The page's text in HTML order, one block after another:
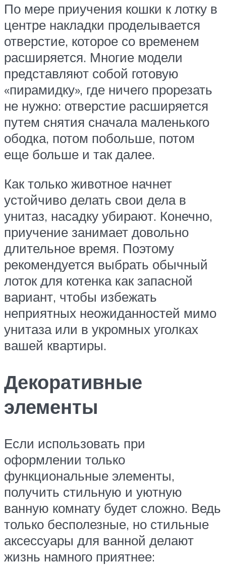
По мере приучения кошки к лотку в
центре накладки проделывается
отверстие, которое со временем
расширяется. Многие модели
представляют собой готовую
«пирамидку», где ничего прорезать
не нужно: отверстие расширяется
путем снятия сначала маленького
ободка, потом побольше, потом
еще больше и так далее.
Как только животное начнет
устойчиво делать свои дела в
унитаз, насадку убирают. Конечно,
приучение занимает довольно
длительное время. Поэтому
рекомендуется выбрать обычный
лоток для котенка как запасной
вариант, чтобы избежать
неприятных неожиданностей мимо
унитаза или в укромных уголках
вашей квартиры.
Декоративные
элементы
Если использовать при
оформлении только
функциональные элементы,
получить стильную и уютную
ванную комнату будет сложно. Ведь
только бесполезные, но стильные
аксессуары для ванной делают
жизнь намного приятнее: